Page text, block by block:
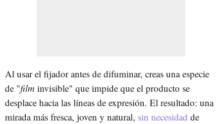
Al usar el fijador antes de difuminar, creas una especie
de "film invisible" que impide que el producto se
desplace hacia las líneas de expresión. El resultado: una
mirada más fresca, joven y natural, sin necesidad de